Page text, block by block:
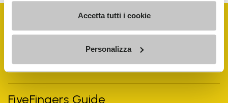
Accetta tutti i cookie
Personalizza
Vibram Events
FiveFingers Guide